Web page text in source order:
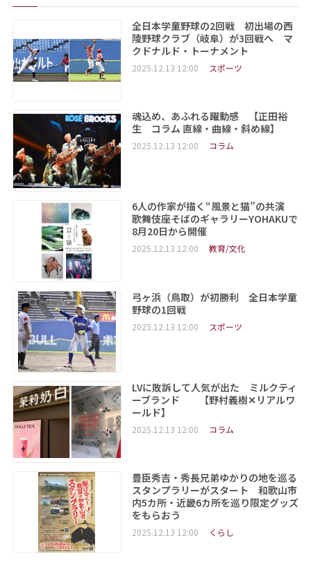
全日本学童野球の2回戦 初出場の西
陵野球クラブ（岐阜）が3回戦へ マ
クドナルド・トーナメント
2025.12.13 12:00 スポーツ
魂込め、あふれる躍動感 【正田裕
生 コラム 直線・曲線・斜め線】
2025.12.13 12:00 コラム
6人の作家が描く“風景と猫”の共演
歌舞伎座そばのギャラリーYOHAKUで
8月20日から開催
2025.12.13 12:00 教育/文化
弓ヶ浜（鳥取）が初勝利 全日本学童
野球の1回戦
2025.12.13 12:00 スポーツ
LVに敗訴して人気が出た ミルクティ
ーブランド 【野村義樹✕リアルワ
ールド】
2025.12.13 12:00 コラム
豊臣秀吉・秀長兄弟ゆかりの地を巡る
スタンプラリーがスタート 和歌山市
内5カ所・近畿6カ所を巡り限定グッズ
をもらおう
2025.12.13 12:00 くらし